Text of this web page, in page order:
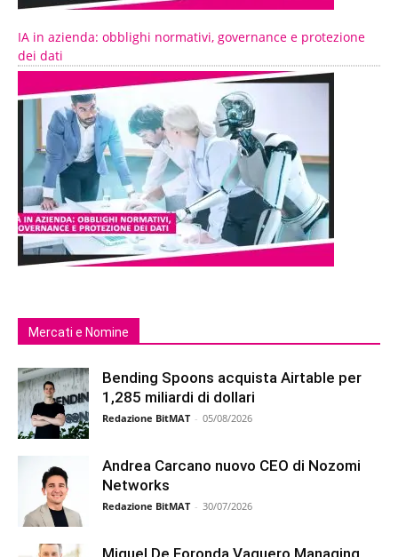
IA in azienda: obblighi normativi, governance e protezione
dei dati
Mercati e Nomine
Bending Spoons acquista Airtable per
1,285 miliardi di dollari
Redazione BitMAT - 05/08/2026
Andrea Carcano nuovo CEO di Nozomi
Networks
Redazione BitMAT - 30/07/2026
Miguel De Foronda Vaquero Managing